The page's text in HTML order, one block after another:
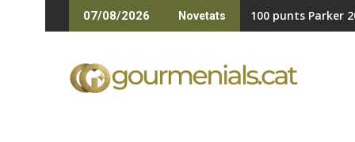
to
07/08/2026 Novetats Casa METT